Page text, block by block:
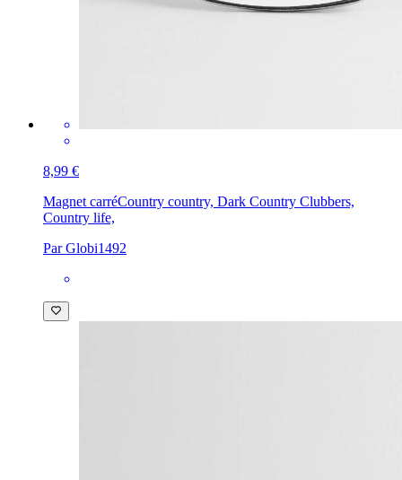
8,99 €
Magnet carréCountry country, Dark Country Clubbers,
Country life,
Par Globi1492